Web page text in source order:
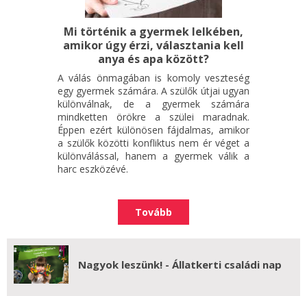
Mi történik a gyermek lelkében,
amikor úgy érzi, választania kell
anya és apa között?
A válás önmagában is komoly veszteség
egy gyermek számára. A szülők útjai ugyan
különválnak, de a gyermek számára
mindketten örökre a szülei maradnak.
Éppen ezért különösen fájdalmas, amikor
a szülők közötti konfliktus nem ér véget a
különválással, hanem a gyermek válik a
harc eszközévé.
Tovább
Nagyok leszünk! - Állatkerti családi nap